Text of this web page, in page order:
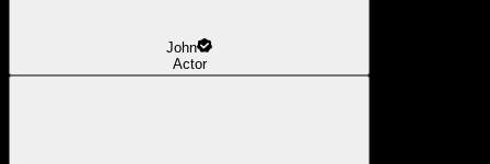
John
Actor